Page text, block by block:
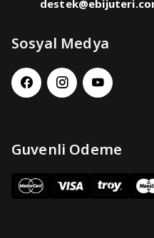
Sosyal Medya
Guvenli Odeme